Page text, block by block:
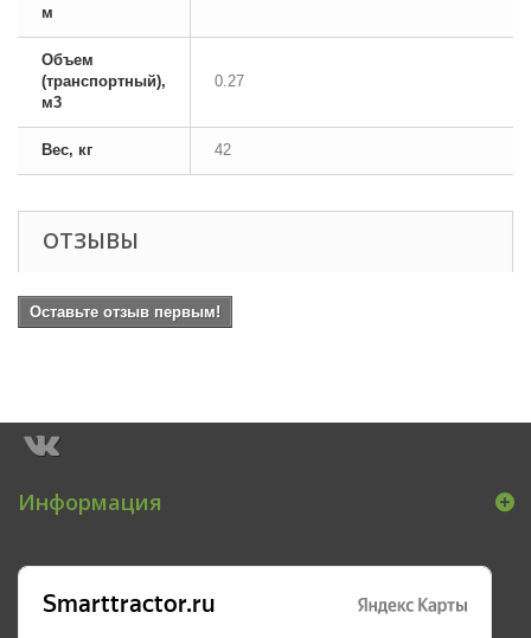
м
Объем
(транспортный),
м3
0.27
Вес, кг 42
ОТЗЫВЫ
Оставьте отзыв первым!
Информация